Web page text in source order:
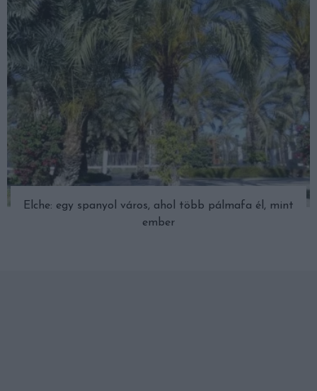
Elche: egy spanyol város, ahol több pálmafa él, mint
ember